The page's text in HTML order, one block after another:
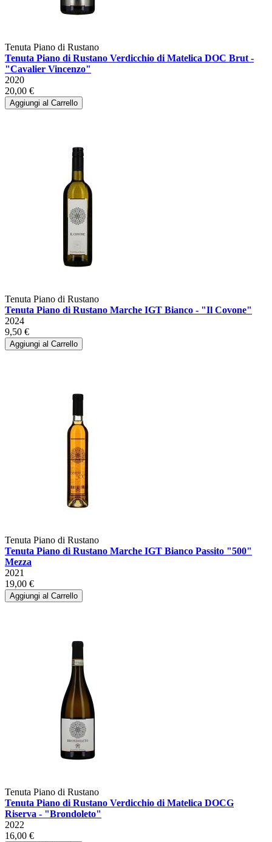
Tenuta Piano di Rustano
Tenuta Piano di Rustano Verdicchio di Matelica DOC Brut -
"Cavalier Vincenzo"
2020
20,00 €
Aggiungi al Carrello
Tenuta Piano di Rustano
Tenuta Piano di Rustano Marche IGT Bianco - "Il Covone"
2024
9,50 €
Aggiungi al Carrello
Tenuta Piano di Rustano
Tenuta Piano di Rustano Marche IGT Bianco Passito "500"
Mezza
2021
19,00 €
Aggiungi al Carrello
Tenuta Piano di Rustano
Tenuta Piano di Rustano Verdicchio di Matelica DOCG
Riserva - "Brondoleto"
2022
16,00 €